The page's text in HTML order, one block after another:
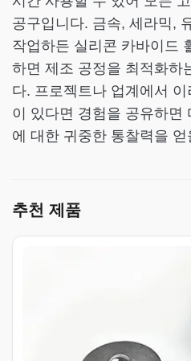
공구입니다. 금속, 세라믹,
작업하든 실리콘 카바이드
하면 제조 공정을 최적화하
다. 프로젝트나 업계에서
이 있다면 경험을 공유하면
에 대한 귀중한 통찰력을
추천 제품